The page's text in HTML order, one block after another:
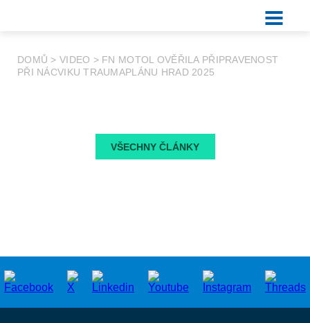
DOMŮ > VIDEO > FN MOTOL OVĚŘILA PŘIPRAVENOST
PŘI NÁCVIKU TRAUMAPLÁNU HRAD 2025
VŠECHNY ČLÁNKY